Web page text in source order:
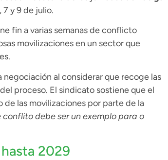
7 y 9 de julio.
fin a varias semanas de conflicto
movilizaciones en un sector que
negociación al considerar que recoge las
proceso. El sindicato sostiene que el
las movilizaciones por parte de la
conflito debe ser un exemplo para o
2029